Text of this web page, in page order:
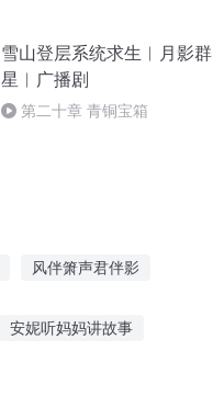
雪山登层系统求生︱月影群
星︱广播剧
第二十章 青铜宝箱
风伴箫声君伴影
安妮听妈妈讲故事